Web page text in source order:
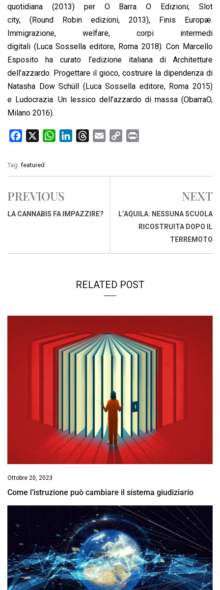
quotidiana (2013) per O Barra O Edizioni; Slot
city, (Round Robin edizioni, 2013), Finis Europæ.
Immigrazione, welfare, corpi intermedi
digitali (Luca Sossella editore, Roma 2018). Con Marcello
Esposito ha curato l’edizione italiana di Architetture
dell’azzardo. Progettare il gioco, costruire la dipendenza di
Natasha Dow Schüll (Luca Sossella editore, Roma 2015)
e Ludocrazia. Un lessico dell’azzardo di massa (ObarraO,
Milano 2016).
c
e
o
o
W
t
A
p
k
I
e
s
i
y
n
n
Tag: featured
PREVIOUS
LA CANNABIS FA IMPAZZIRE?
NEXT
L’AQUILA: NESSUNA SCUOLA
RICOSTRUITA DOPO IL
TERREMOTO
RELATED POST
Ottobre 20, 2023
Come l’istruzione può cambiare il sistema giudiziario